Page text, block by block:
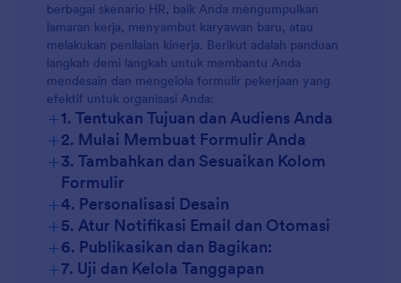
berbagai skenario HR, baik Anda mengumpulkan
lamaran kerja, menyambut karyawan baru, atau
melakukan penilaian kinerja. Berikut adalah panduan
langkah demi langkah untuk membantu Anda
mendesain dan mengelola formulir pekerjaan yang
efektif untuk organisasi Anda:
+1. Tentukan Tujuan dan Audiens Anda
+2. Mulai Membuat Formulir Anda
+3. Tambahkan dan Sesuaikan Kolom
Formulir
+4. Personalisasi Desain
+5. Atur Notifikasi Email dan Otomasi
+6. Publikasikan dan Bagikan:
+7. Uji dan Kelola Tanggapan